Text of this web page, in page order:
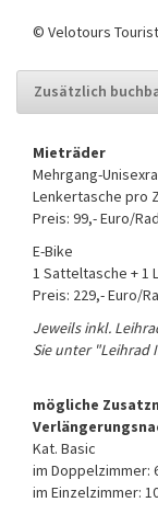
© Velotours
Zusätzlich
Mieträder
Mehrgang-
Lenkertasche pro
Preis: 99,- Euro/Rad
E-Bike
1 Satteltasche + 1
Preis: 229,- Euro/
Jeweils inkl.
Sie unter "Leihrad
mögliche
Kat. Basic
im Doppelzimmer:
im Einzelzimmer: